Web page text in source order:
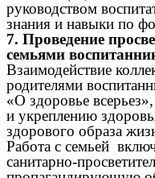
руководством
знания и навыки по
7. Проведение
семьями
Взаимодействие
родителями
«О здоровье
и укреплению
здорового образа
Работа с семьей
санитарно-